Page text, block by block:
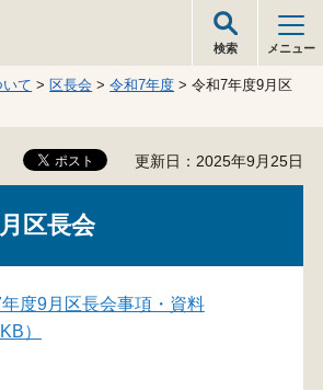
検索 メニュー
て > 区長会 >令和7年度 > 令和7年度9月区
更新日：2025年9月25日
区長会
度9月区長会事項・資料
）